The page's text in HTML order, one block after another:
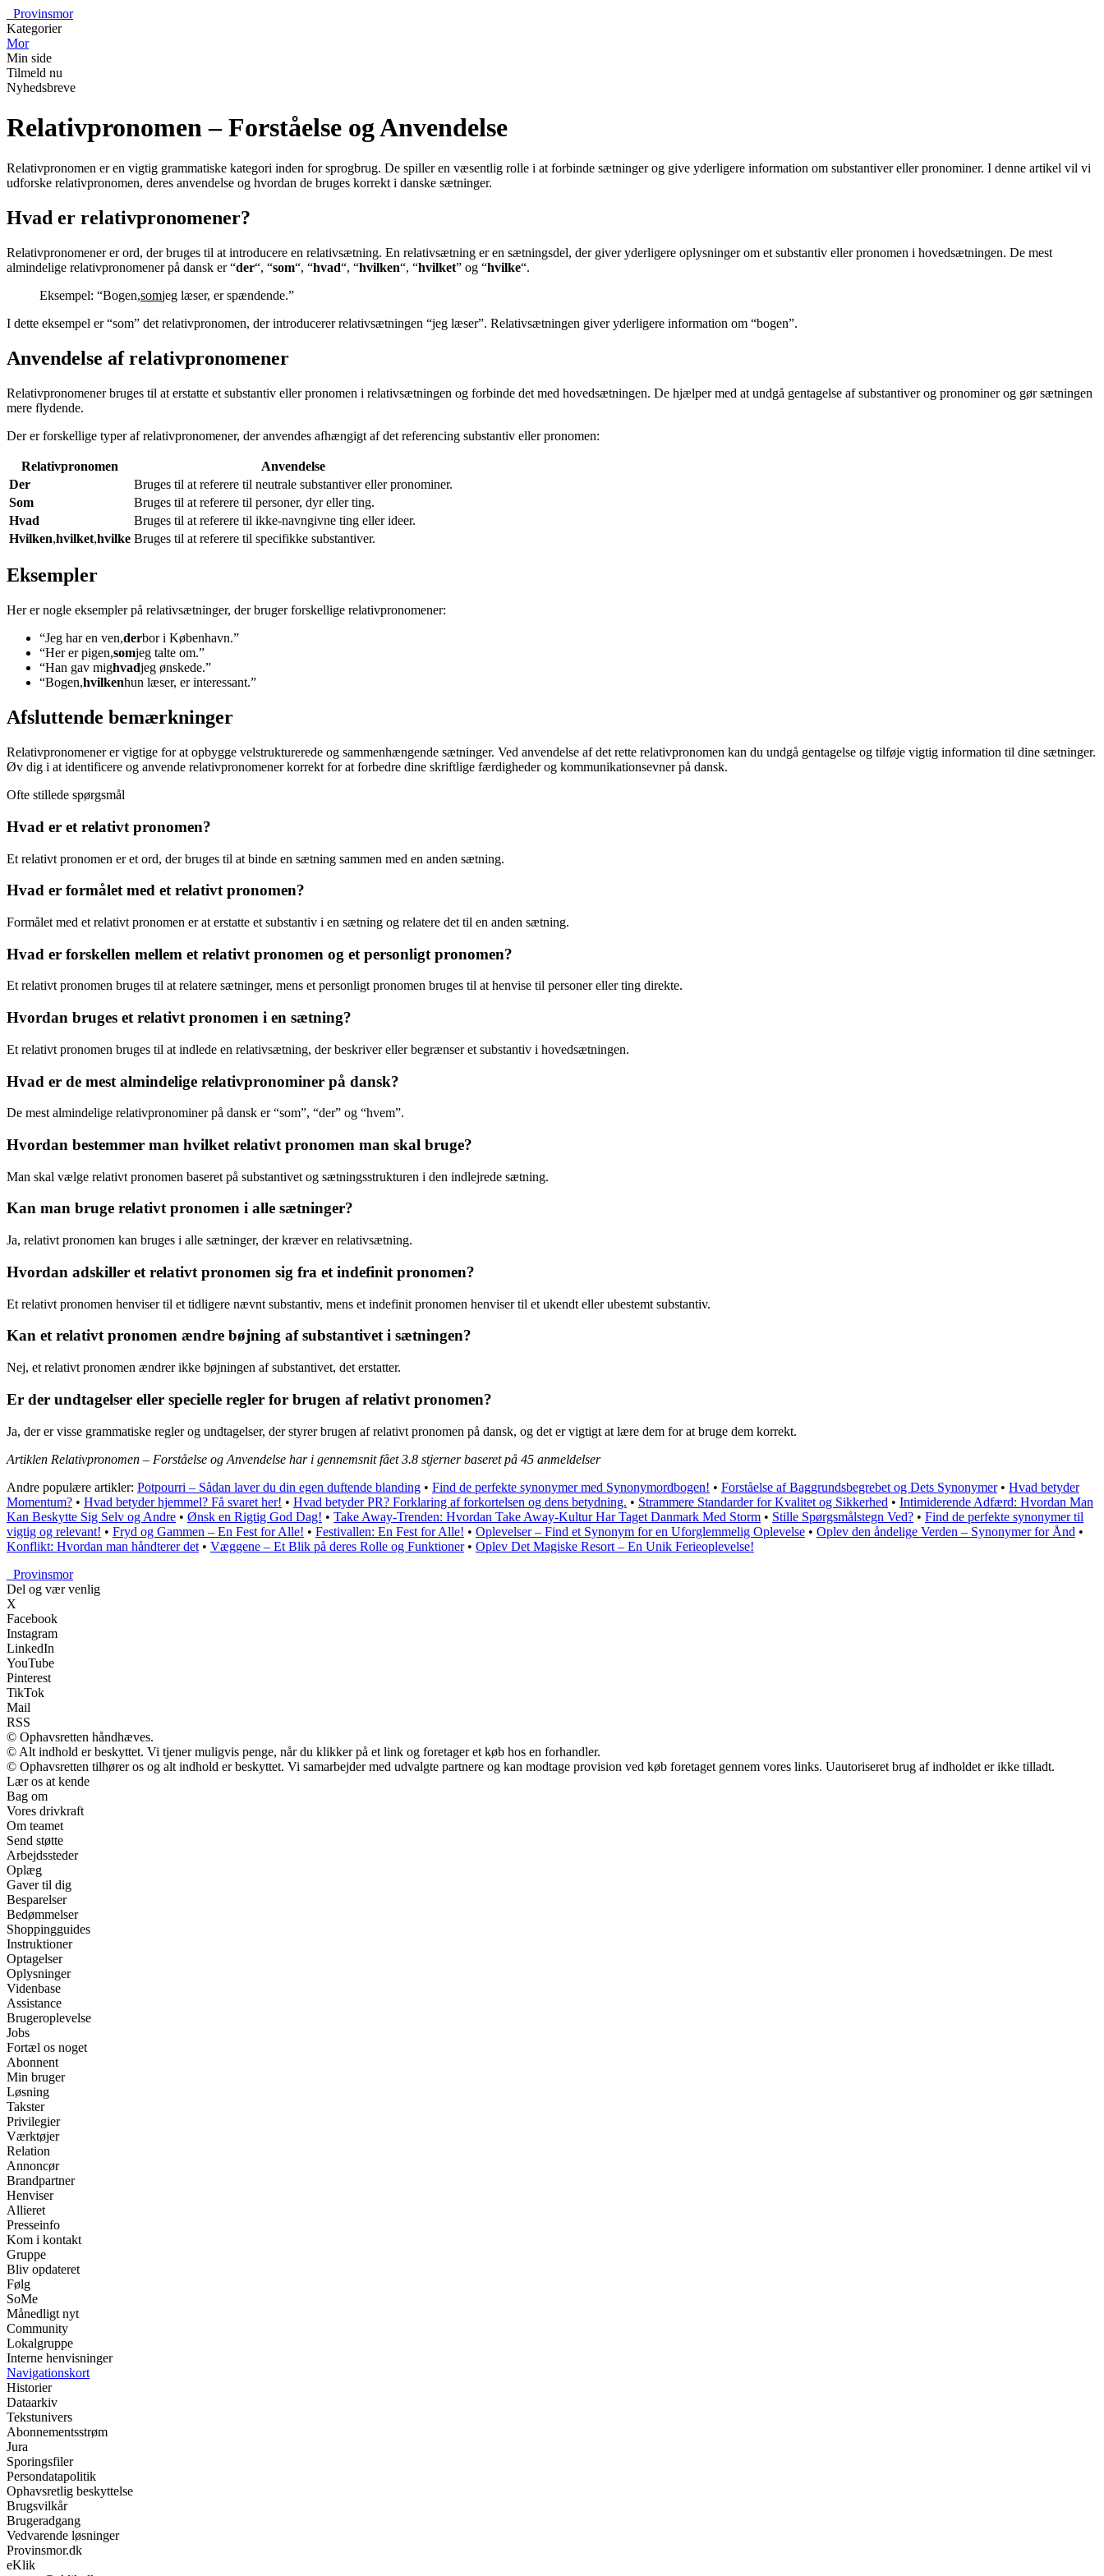
Provinsmor
Kategorier
Mor
Min side
Tilmeld nu
Nyhedsbreve
Relativpronomen – Forståelse og Anvendelse
Relativpronomen er en vigtig grammatiske kategori inden for sprogbrug. De spiller en væsentlig rolle i at forbinde sætninger og give yderligere information om substantiver eller pronominer. I denne artikel vil vi
udforske relativpronomen, deres anvendelse og hvordan de bruges korrekt i danske sætninger.
Hvad er relativpronomener?
Relativpronomener er ord, der bruges til at introducere en relativsætning. En relativsætning er en sætningsdel, der giver yderligere oplysninger om et substantiv eller pronomen i hovedsætningen. De mest
almindelige relativpronomener på dansk er “der“, “som“, “hvad“, “hvilken“, “hvilket” og “hvilke“.
Eksempel: “Bogen,somjeg læser, er spændende.”
I dette eksempel er “som” det relativpronomen, der introducerer relativsætningen “jeg læser”. Relativsætningen giver yderligere information om “bogen”.
Anvendelse af relativpronomener
Relativpronomener bruges til at erstatte et substantiv eller pronomen i relativsætningen og forbinde det med hovedsætningen. De hjælper med at undgå gentagelse af substantiver og pronominer og gør sætningen
mere flydende.
Der er forskellige typer af relativpronomener, der anvendes afhængigt af det referencing substantiv eller pronomen:
Relativpronomen
Anvendelse
Der
Bruges til at referere til neutrale substantiver eller pronominer.
Som
Bruges til at referere til personer, dyr eller ting.
Hvad
Bruges til at referere til ikke-navngivne ting eller ideer.
Hvilken,hvilket,hvilke Bruges til at referere til specifikke substantiver.
Eksempler
Her er nogle eksempler på relativsætninger, der bruger forskellige relativpronomener:
“Jeg har en ven,derbor i København.”
“Her er pigen,somjeg talte om.”
“Han gav mighvadjeg ønskede.”
“Bogen,hvilkenhun læser, er interessant.”
Afsluttende bemærkninger
Relativpronomener er vigtige for at opbygge velstrukturerede og sammenhængende sætninger. Ved anvendelse af det rette relativpronomen kan du undgå gentagelse og tilføje vigtig information til dine sætninger.
Øv dig i at identificere og anvende relativpronomener korrekt for at forbedre dine skriftlige færdigheder og kommunikationsevner på dansk.
Ofte stillede spørgsmål
Hvad er et relativt pronomen?
Et relativt pronomen er et ord, der bruges til at binde en sætning sammen med en anden sætning.
Hvad er formålet med et relativt pronomen?
Formålet med et relativt pronomen er at erstatte et substantiv i en sætning og relatere det til en anden sætning.
Hvad er forskellen mellem et relativt pronomen og et personligt pronomen?
Et relativt pronomen bruges til at relatere sætninger, mens et personligt pronomen bruges til at henvise til personer eller ting direkte.
Hvordan bruges et relativt pronomen i en sætning?
Et relativt pronomen bruges til at indlede en relativsætning, der beskriver eller begrænser et substantiv i hovedsætningen.
Hvad er de mest almindelige relativpronominer på dansk?
De mest almindelige relativpronominer på dansk er “som”, “der” og “hvem”.
Hvordan bestemmer man hvilket relativt pronomen man skal bruge?
Man skal vælge relativt pronomen baseret på substantivet og sætningsstrukturen i den indlejrede sætning.
Kan man bruge relativt pronomen i alle sætninger?
Ja, relativt pronomen kan bruges i alle sætninger, der kræver en relativsætning.
Hvordan adskiller et relativt pronomen sig fra et indefinit pronomen?
Et relativt pronomen henviser til et tidligere nævnt substantiv, mens et indefinit pronomen henviser til et ukendt eller ubestemt substantiv.
Kan et relativt pronomen ændre bøjning af substantivet i sætningen?
Nej, et relativt pronomen ændrer ikke bøjningen af substantivet, det erstatter.
Er der undtagelser eller specielle regler for brugen af relativt pronomen?
Ja, der er visse grammatiske regler og undtagelser, der styrer brugen af relativt pronomen på dansk, og det er vigtigt at lære dem for at bruge dem korrekt.
Artiklen Relativpronomen – Forståelse og Anvendelse har i gennemsnit fået3.8 stjerner baseret på 45 anmeldelser
Andre populære artikler: Potpourri – Sådan laver du din egen duftende blanding • Find de perfekte synonymer med Synonymordbogen! • Forståelse af Baggrundsbegrebet og Dets Synonymer• Hvad betyder
Momentum? • Hvad betyder hjemmel? Få svaret her! • Hvad betyder PR? Forklaring af forkortelsen og dens betydning. • Strammere Standarder for Kvalitet og Sikkerhed • Intimiderende Adfærd: Hvordan Man
Kan Beskytte Sig Selv og Andre • Ønsk en Rigtig God Dag! • Take Away-Trenden: Hvordan Take Away-Kultur Har Taget Danmark Med Storm • Stille Spørgsmålstegn Ved? • Find de perfekte synonymer til
vigtig og relevant! • Fryd og Gammen – En Fest for Alle! • Festivallen: En Fest for Alle! • Oplevelser – Find et Synonym for en Uforglemmelig Oplevelse • Oplev den åndelige Verden – Synonymer for Ånd •
Konflikt: Hvordan man håndterer det • Væggene – Et Blik på deres Rolle og Funktioner• Oplev Det Magiske Resort – En Unik Ferieoplevelse!
Provinsmor
Del og vær venlig
X
Facebook
Instagram
LinkedIn
YouTube
Pinterest
TikTok
Mail
RSS
© Ophavsretten håndhæves.
© Alt indhold er beskyttet. Vi tjener muligvis penge, når du klikker på et link og foretager et køb hos en forhandler.
© Ophavsretten tilhører os og alt indhold er beskyttet. Vi samarbejder med udvalgte partnere og kan modtage provision ved køb foretaget gennem vores links. Uautoriseret brug af indholdet er ikke tilladt.
Lær os at kende
Bag om
Vores drivkraft
Om teamet
Send støtte
Arbejdssteder
Oplæg
Gaver til dig
Besparelser
Bedømmelser
Shoppingguides
Instruktioner
Optagelser
Oplysninger
Videnbase
Assistance
Brugeroplevelse
Jobs
Fortæl os noget
Abonnent
Min bruger
Løsning
Takster
Privilegier
Værktøjer
Relation
Annoncør
Brandpartner
Henviser
Allieret
Presseinfo
Kom i kontakt
Gruppe
Bliv opdateret
Følg
SoMe
Månedligt nyt
Community
Lokalgruppe
Interne henvisninger
Navigationskort
Historier
Dataarkiv
Tekstunivers
Abonnementsstrøm
Jura
Sporingsfiler
Persondatapolitik
Ophavsretlig beskyttelse
Brugsvilkår
Brugeradgang
Vedvarende løsninger
Provinsmor.dk
eKlik